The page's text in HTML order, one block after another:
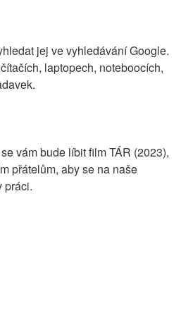
jej ve vyhledávání Google.
laptopech, noteboocích,
vám bude líbit film TÁR (2023),
přátelům, aby se na naše
práci.